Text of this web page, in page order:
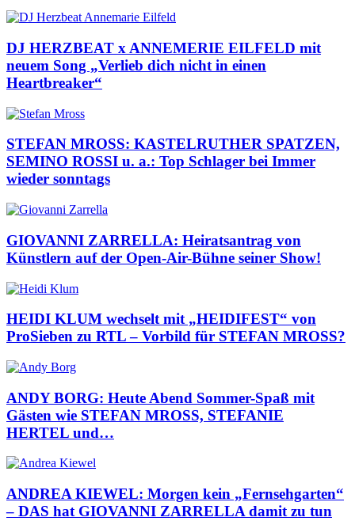
DJ HERZBEAT x ANNEMERIE EILFELD mit
neuem Song „Verlieb dich nicht in einen
Heartbreaker“
STEFAN MROSS: KASTELRUTHER SPATZEN,
SEMINO ROSSI u. a.: Top Schlager bei Immer
wieder sonntags
GIOVANNI ZARRELLA: Heiratsantrag von
Künstlern auf der Open-Air-Bühne seiner Show!
HEIDI KLUM wechselt mit „HEIDIFEST“ von
ProSieben zu RTL – Vorbild für STEFAN MROSS?
ANDY BORG: Heute Abend Sommer-Spaß mit
Gästen wie STEFAN MROSS, STEFANIE
HERTEL und…
ANDREA KIEWEL: Morgen kein „Fernsehgarten“
– DAS hat GIOVANNI ZARRELLA damit zu tun